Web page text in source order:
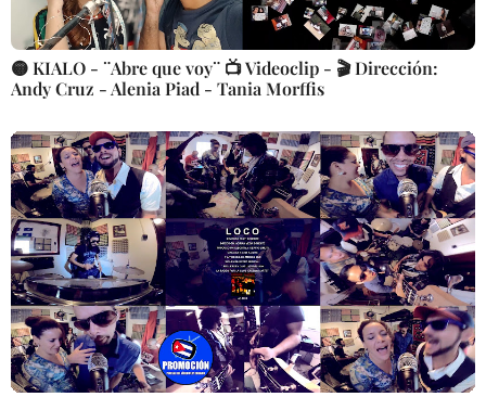
🟡 KIALO - ¨Abre que voy¨ 📺 Videoclip - 🎬 Dirección:
Andy Cruz - Alenia Piad - Tania Morffis